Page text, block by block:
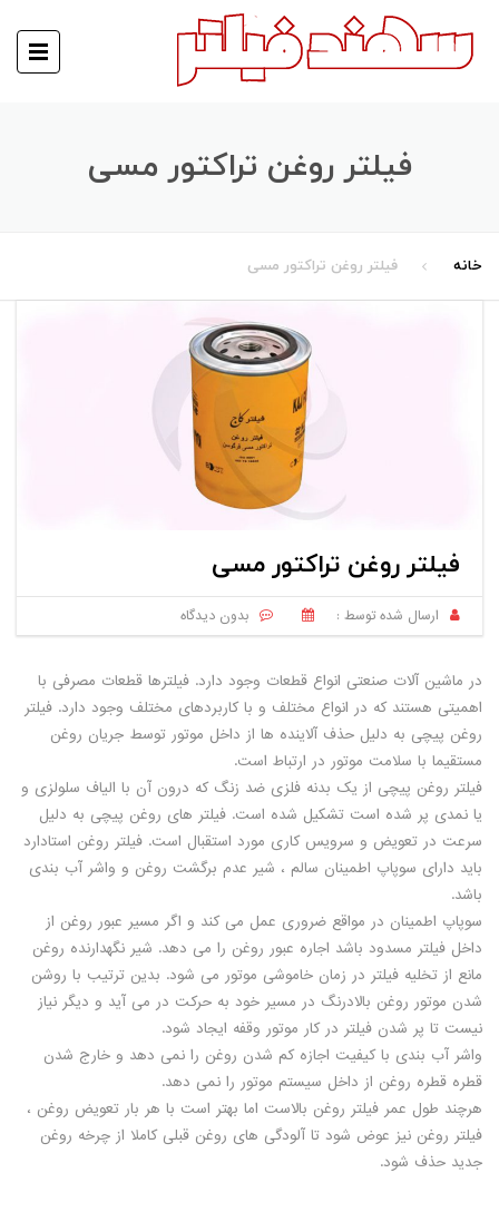
فیلتر روغن تراکتور مسی
خانه فیلتر روغن تراکتور مسی
فیلتر روغن تراکتور مسی
ارسال شده توسط : بدون دیدگاه
در ماشین آلات صنعتی انواع قطعات وجود دارد. فیلترها قطعات مصرفی با
اهمیتی هستند که در انواع مختلف و با کاربردهای مختلف وجود دارد. فیلتر
روغن پیچی به دلیل حذف آلاینده ها از داخل موتور توسط جریان روغن
مستقیما با سلامت موتور در ارتباط است.
فیلتر روغن پیچی از یک بدنه فلزی ضد زنگ که درون آن با الیاف سلولزی و
یا نمدی پر شده است تشکیل شده است. فیلتر های روغن پیچی به دلیل
سرعت در تعویض و سرویس کاری مورد استقبال است. فیلتر روغن استادارد
باید دارای سوپاپ اطمینان سالم ، شیر عدم برگشت روغن و واشر آب بندی
باشد.
سوپاپ اطمینان در مواقع ضروری عمل می کند و اگر مسیر عبور روغن از
داخل فیلتر مسدود باشد اجاره عبور روغن را می دهد. شیر نگهدارنده روغن
مانع از تخلیه فیلتر در زمان خاموشی موتور می شود. بدین ترتیب با روشن
شدن موتور روغن بالادرنگ در مسیر خود به حرکت در می آید و دیگر نیاز
نیست تا پر شدن فیلتر در کار موتور وقفه ایجاد شود.
واشر آب بندی با کیفیت اجازه کم شدن روغن را نمی دهد و خارج شدن
قطره قطره روغن از داخل سیستم موتور را نمی دهد.
هرچند طول عمر فیلتر روغن بالاست اما بهتر است با هر بار تعویض روغن ،
فیلتر روغن نیز عوض شود تا آلودگی های روغن قبلی کاملا از چرخه روغن
جدید حذف شود.